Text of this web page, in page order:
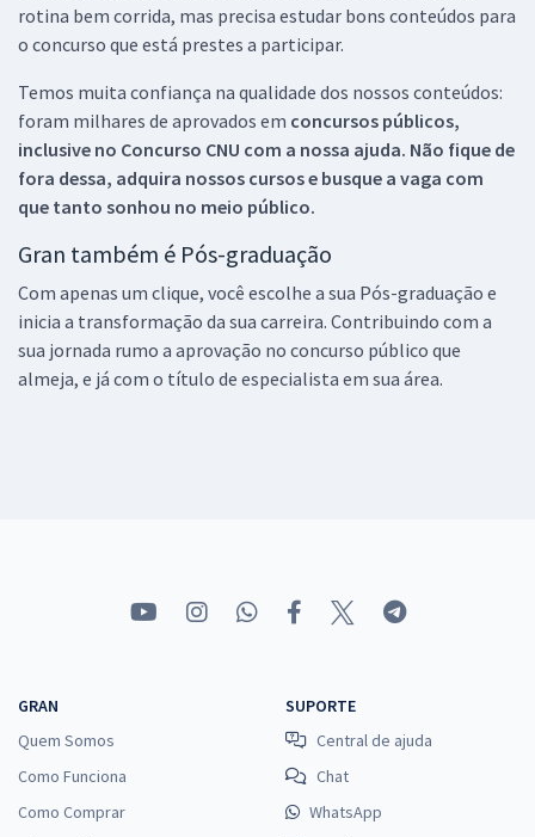
rotina bem corrida, mas precisa estudar bons conteúdos para
o concurso que está prestes a participar.
Temos muita confiança na qualidade dos nossos conteúdos:
foram milhares de aprovados em concursos públicos,
inclusive no Concurso CNU com a nossa ajuda. Não fique de
fora dessa, adquira nossos cursos e busque a vaga com
que tanto sonhou no meio público.
Gran também é Pós-graduação
Com apenas um clique, você escolhe a sua Pós-graduação e
inicia a transformação da sua carreira. Contribuindo com a
sua jornada rumo a aprovação no concurso público que
almeja, e já com o título de especialista em sua área.
GRAN
Quem Somos
Como Funciona
Como Comprar
SUPORTE
Central de ajuda
Chat
WhatsApp